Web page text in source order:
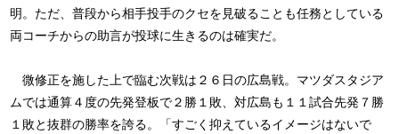
明。ただ、普段から相手投手のクセを見破ることも任務としている
両コーチからの助言が投球に生きるのは確実だ。
微修正を施した上で臨む次戦は２６日の広島戦。マツダスタジア
ムでは通算４度の先発登板で２勝１敗、対広島も１１試合先発７勝
１敗と抜群の勝率を誇る。「すごく抑えているイメージはないで